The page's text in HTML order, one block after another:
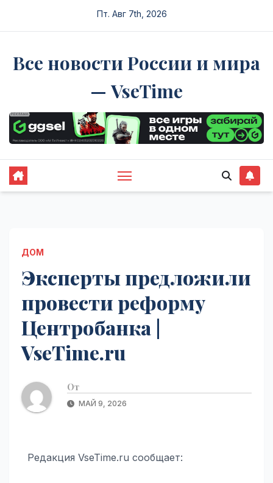
Пт. Авг 7th, 2026
Все новости России и мира
— VseTime
ДОМ
Эксперты предложили
провести реформу
Центробанка |
VseTime.ru
От
МАЙ 9, 2026
Редакция VseTime.ru сообщает: